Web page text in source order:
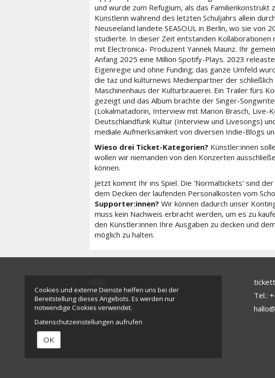
und wurde zum Refugium, als das Familienkonstrukt
Künstlerin während des letzten Schuljahrs allein
Neuseeland landete SEASOUL in Berlin, wo sie von
studierte. In dieser Zeit entstanden Kollaborationen
mit Electronica- Produzent Yannek Maunz. Ihr
Anfang 2025 eine Million Spotify-Plays. 2023
Eigenregie und ohne Funding; das ganze Umfeld
die taz und kulturnews Medienpartner der
Maschinenhaus der Kulturbrauerei. Ein Trailer fürs
gezeigt und das Album brachte der Singer-
(Lokalmatadorin, Interview mit Marion Brasch, Live-
Deutschlandfunk Kultur (Interview und Livesongs)
mediale Aufmerksamkeit von diversen Indie-Blogs
Wieso drei Ticket-Kategorien? Künstler:innen
wollen wir niemanden von den Konzerten
können.
Jetzt kommt Ihr ins Spiel. Die 'Normaltickets' sind
dem Decken der laufenden Personalkosten vom
Supporter:innen? Wir können dadurch unser
muss kein Nachweis erbracht werden, um es zu
den Künstler:innen Ihre Ausgaben zu decken und
möglich zu halten.
Impressum
Datenschutz
Tel.:
Cookies und externe Dienste helfen uns bei der
Bereitstellung dieses Angebots. Es werden nur
notwendige Cookies verwendet.
Datenschutzeinstellungen aufrufen
OK